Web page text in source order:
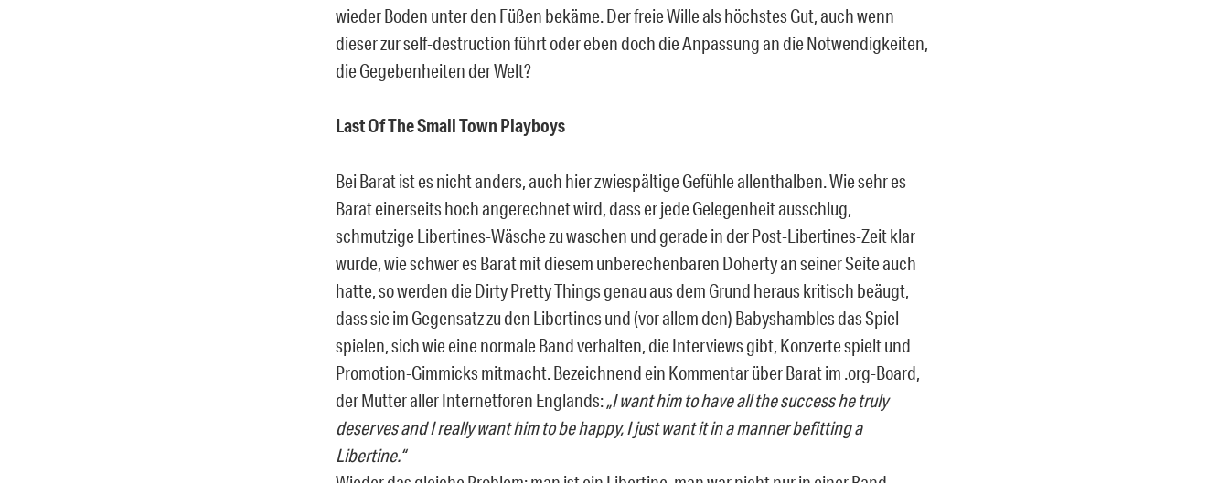
wieder Boden unter den Füßen bekäme. Der freie Wille als höchstes Gut, auch wenn
dieser zur self-destruction führt oder eben doch die Anpassung an die Notwendigkeiten,
die Gegebenheiten der Welt?
Last Of The Small Town Playboys
Bei Barat ist es nicht anders, auch hier zwiespältige Gefühle allenthalben. Wie sehr es
Barat einerseits hoch angerechnet wird, dass er jede Gelegenheit ausschlug,
schmutzige Libertines-Wäsche zu waschen und gerade in der Post-Libertines-Zeit klar
wurde, wie schwer es Barat mit diesem unberechenbaren Doherty an seiner Seite auch
hatte, so werden die Dirty Pretty Things genau aus dem Grund heraus kritisch beäugt,
dass sie im Gegensatz zu den Libertines und (vor allem den) Babyshambles das Spiel
spielen, sich wie eine normale Band verhalten, die Interviews gibt, Konzerte spielt und
Promotion-Gimmicks mitmacht. Bezeichnend ein Kommentar über Barat im .org-Board,
der Mutter aller Internetforen Englands:„I want him to have all the success he truly
deserves and I really want him to be happy, I just want it in a manner befitting a
Libertine.“